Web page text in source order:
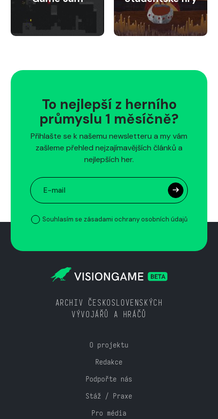
To nejlepší z herního
průmyslu 1 měsíčně?
Přihlašte se k našemu newsletteru a my vám
zašleme přehled nejzajímavějších článků a
nejlepších her.
Souhlasím se zásadami ochrany osobních údajů
ARCHIV ČESKOSLOVENSKÝCH
VÝVOJÁŘŮ A HRÁČŮ
O projektu
Redakce
Podpořte nás
Stáž / Praxe
Pro média